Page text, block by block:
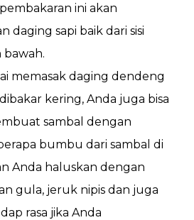
ini akan
daging sapi baik dari sisi
memasak daging dendeng
kering, Anda juga bisa
sambal dengan
bumbu dari sambal di
Anda haluskan dengan
gula, jeruk nipis dan juga
rasa jika Anda